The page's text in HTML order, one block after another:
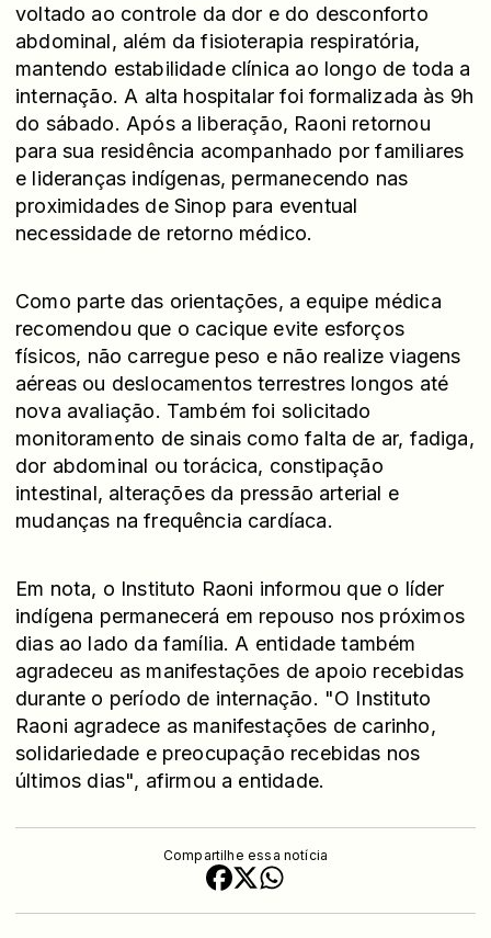
voltado ao controle da dor e do desconforto
abdominal, além da fisioterapia respiratória,
mantendo estabilidade clínica ao longo de toda a
internação. A alta hospitalar foi formalizada às 9h
do sábado. Após a liberação, Raoni retornou
para sua residência acompanhado por familiares
e lideranças indígenas, permanecendo nas
proximidades de Sinop para eventual
necessidade de retorno médico.
Como parte das orientações, a equipe médica
recomendou que o cacique evite esforços
físicos, não carregue peso e não realize viagens
aéreas ou deslocamentos terrestres longos até
nova avaliação. Também foi solicitado
monitoramento de sinais como falta de ar, fadiga,
dor abdominal ou torácica, constipação
intestinal, alterações da pressão arterial e
mudanças na frequência cardíaca.
Em nota, o Instituto Raoni informou que o líder
indígena permanecerá em repouso nos próximos
dias ao lado da família. A entidade também
agradeceu as manifestações de apoio recebidas
durante o período de internação. "O Instituto
Raoni agradece as manifestações de carinho,
solidariedade e preocupação recebidas nos
últimos dias", afirmou a entidade.
Compartilhe essa notícia